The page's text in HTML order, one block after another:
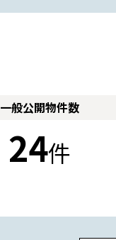
一般公開物件数
24件